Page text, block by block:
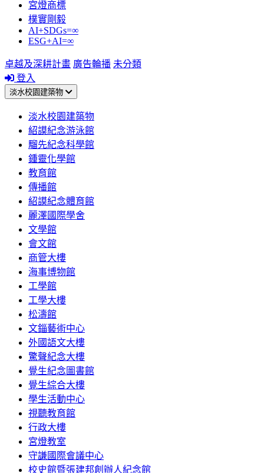
宮燈商標
樸實剛毅
AI+SDGs=∞
ESG+AI=∞
卓越及深耕計畫 廣告輪播 未分類
登入
淡水校園建築物
淡水校園建築物
紹謨紀念游泳館
騮先紀念科學館
鍾靈化學館
教育館
傳播館
紹謨紀念體育館
麗澤國際學舍
文學館
會文館
商管大樓
海事博物館
工學館
工學大樓
松濤館
文錙藝術中心
外國語文大樓
驚聲紀念大樓
覺生紀念圖書館
覺生綜合大樓
學生活動中心
視聽教育館
行政大樓
宮燈教室
守謙國際會議中心
校史館暨張建邦創辦人紀念館